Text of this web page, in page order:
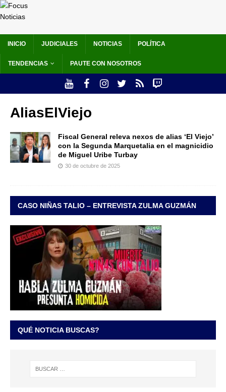
INICIO JUDICIALES NOTICIAS POLÍTICA
TENDENCIAS PAUTE CON NOSOTROS
AliasElViejo
Fiscal General releva nexos de alias ‘El Viejo’
con la Segunda Marquetalia en el magnicidio
de Miguel Uribe Turbay
30 de octubre de 2025
CASO NIÑAS TALIO – ENTREVISTA ZULMA GUZMÁN
QUÉ NOTICIA BUSCAS?